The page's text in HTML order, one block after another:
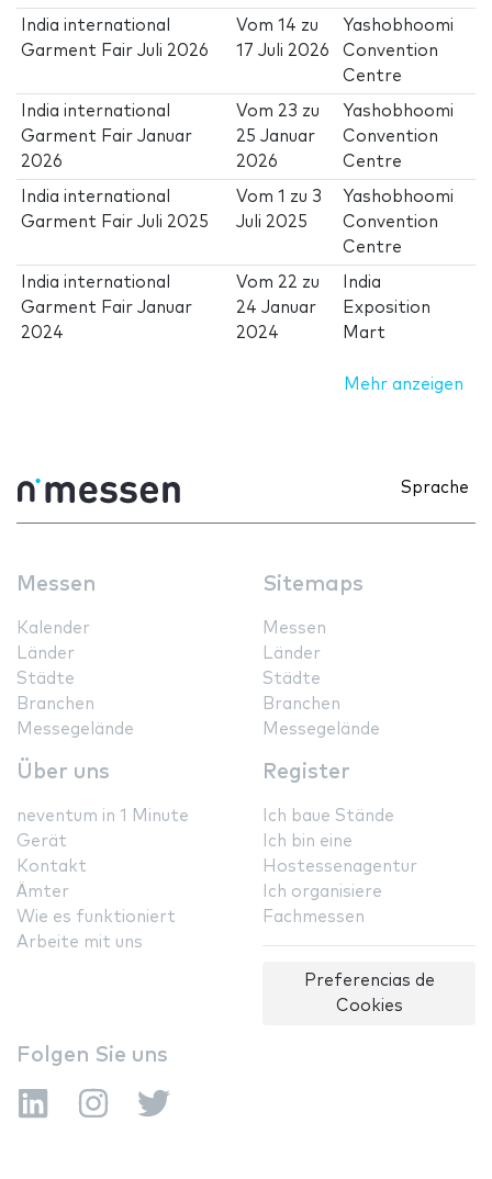
India international
Garment Fair Juli 2026
Vom14 zu
17 Juli 2026
Yashobhoomi
Convention
Centre
India international
Garment Fair Januar
2026
Vom 23 zu
25 Januar
2026
Yashobhoomi
Convention
Centre
India international
Garment Fair Juli 2025
Vom1 zu 3
Juli 2025
Yashobhoomi
Convention
Centre
India international
Garment Fair Januar
2024
Vom 22 zu
24 Januar
2024
India
Exposition
Mart
Mehr anzeigen
Sprache
Messen
Kalender
Länder
Städte
Branchen
Messegelände
Sitemaps
Messen
Länder
Städte
Branchen
Messegelände
Über uns
neventum in 1 Minute
Gerät
Kontakt
Ämter
Wie es funktioniert
Arbeite mit uns
Register
Ich baue Stände
Ich bin eine
Hostessenagentur
Ich organisiere
Fachmessen
Preferencias de
Cookies
Folgen Sie uns